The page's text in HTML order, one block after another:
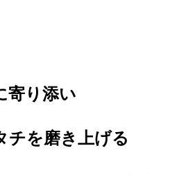
寄り添い
チを磨き上げる